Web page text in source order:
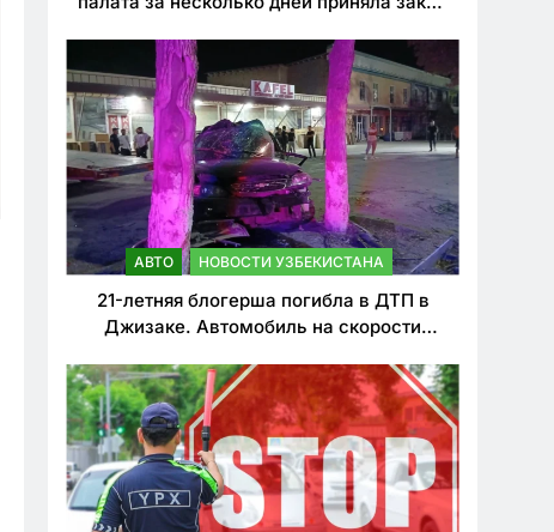
нарушителей ПДД
АВТО НОВОСТИ УЗБЕКИСТАНА
21-летняя блогерша погибла в ДТП в
Джизаке. Автомобиль на скорости